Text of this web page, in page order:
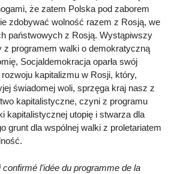
że zatem Polska pod zaborem
zdobywać wolność razem z Rosją, we
państwowych z Rosją. Wystąpiwszy
z programem walki o demokratyczną
Socjaldemokracja oparła swój
kapitalizmu w Rosji, który,
świadomej woli, sprzęga kraj nasz z
kapitalistyczne, czyni z programu
kapitalistycznej utopię i stwarza dla
grunt dla wspólnej walki z proletariatem
l’idée du programme de la